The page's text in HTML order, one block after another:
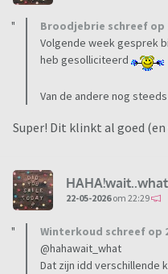
Broodjebrie schreef op
Volgende week gesprek
heb gesolliciteerd
Van de andere nog
Super! Dit klinkt al goed
HAHA!wait..what
22-05-2026om 22:29
Winterkoud schreef op
@hahawait_what
Dat zijn idd verschillende